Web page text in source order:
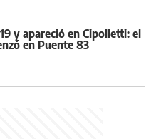
y apareció en Cipolletti: el
en Puente 83